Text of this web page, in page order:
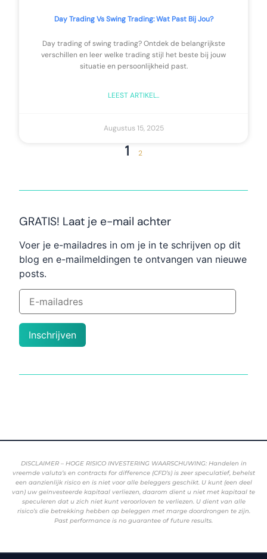
Day Trading Vs Swing Trading: Wat Past Bij Jou?
Day trading of swing trading? Ontdek de belangrijkste
verschillen en leer welke trading stijl het beste bij jouw
situatie en persoonlijkheid past.
LEEST ARTIKEL..
Augustus 15, 2025
1 2
GRATIS! Laat je e-mail achter
Voer je e-mailadres in om je in te schrijven op dit
blog en e-mailmeldingen te ontvangen van nieuwe
posts.
Inschrijven
DISCLAIMER – HOGE RISICO INVESTERING WAARSCHUWING: Handelen in
vreemde valuta’s en contracts for difference (CFD’s) is zeer speculatief, behelst
een aanzienlijk risico en is niet voor alle beleggers geschikt. U kunt (een deel
van) uw geïnvesteerde kapitaal verliezen, daarom dient u niet met kapitaal te
speculeren dat u zich niet kunt veroorloven te verliezen. U dient van alle
risico’s die betrekking hebben op beleggen met marge doordrongen te zijn.
Past performance is no guarantee of future results.